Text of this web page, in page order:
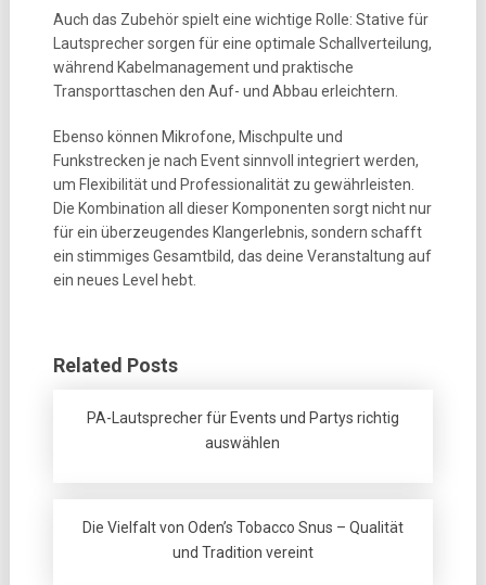
Auch das Zubehör spielt eine wichtige Rolle: Stative für
Lautsprecher sorgen für eine optimale Schallverteilung,
während Kabelmanagement und praktische
Transporttaschen den Auf- und Abbau erleichtern.
Ebenso können Mikrofone, Mischpulte und
Funkstrecken je nach Event sinnvoll integriert werden,
um Flexibilität und Professionalität zu gewährleisten.
Die Kombination all dieser Komponenten sorgt nicht nur
für ein überzeugendes Klangerlebnis, sondern schafft
ein stimmiges Gesamtbild, das deine Veranstaltung auf
ein neues Level hebt.
Related Posts
PA-Lautsprecher für Events und Partys richtig
auswählen
Die Vielfalt von Oden’s Tobacco Snus – Qualität
und Tradition vereint